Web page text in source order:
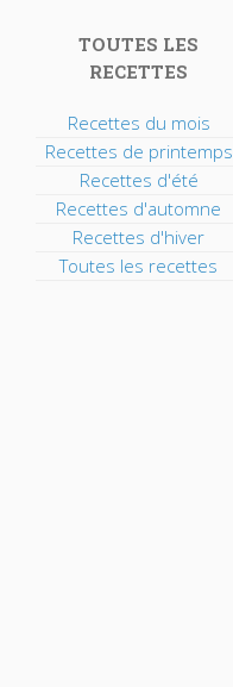
TOUTES LES
RECETTES
Recettes du mois
Recettes de printemps
Recettes d'été
Recettes d'automne
Recettes d'hiver
Toutes les recettes